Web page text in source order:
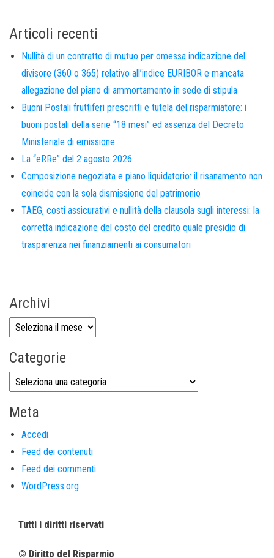
Articoli recenti
Nullità di un contratto di mutuo per omessa indicazione del
divisore (360 o 365) relativo all’indice EURIBOR e mancata
allegazione del piano di ammortamento in sede di stipula
Buoni Postali fruttiferi prescritti e tutela del risparmiatore: i
buoni postali della serie “18 mesi” ed assenza del Decreto
Ministeriale di emissione
La “eRRe” del 2 agosto 2026
Composizione negoziata e piano liquidatorio: il risanamento non
coincide con la sola dismissione del patrimonio
TAEG, costi assicurativi e nullità della clausola sugli interessi: la
corretta indicazione del costo del credito quale presidio di
trasparenza nei finanziamenti ai consumatori
Archivi
Categorie
Meta
Accedi
Feed dei contenuti
Feed dei commenti
WordPress.org
Tutti i diritti riservati
© Diritto del Risparmio